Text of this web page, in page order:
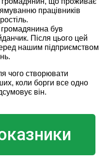
працівників
був
Після цього цей
нашим підприємством
чого створювати
коли борги все одно
він.